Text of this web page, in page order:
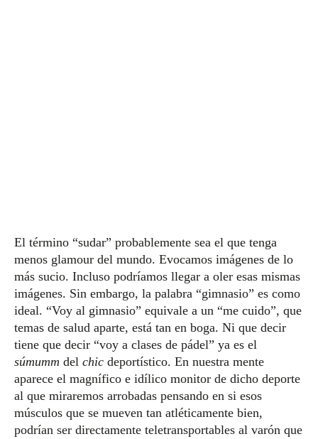
El término “sudar” probablemente sea el que tenga
menos glamour del mundo. Evocamos imágenes de lo
más sucio. Incluso podríamos llegar a oler esas mismas
imágenes. Sin embargo, la palabra “gimnasio” es como
ideal. “Voy al gimnasio” equivale a un “me cuido”, que
temas de salud aparte, está tan en boga. Ni que decir
tiene que decir “voy a clases de pádel” ya es el
súmumm del chic deportístico. En nuestra mente
aparece el magnífico e idílico monitor de dicho deporte
al que miraremos arrobadas pensando en si esos
músculos que se mueven tan atléticamente bien,
podrían ser directamente teletransportables al varón que